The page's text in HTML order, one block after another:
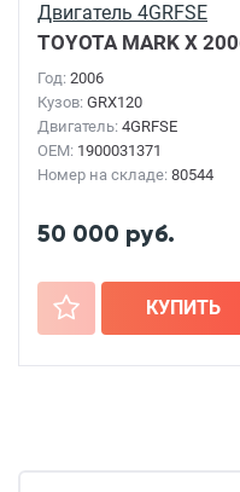
Двигатель 4GRFSE
TOYOTA MARK X
Год: 2006
Кузов: GRX120
Двигатель: 4GRFSE
OEM: 1900031371
Номер на складе: 80544
50 000 руб.
+ КУПИТЬ